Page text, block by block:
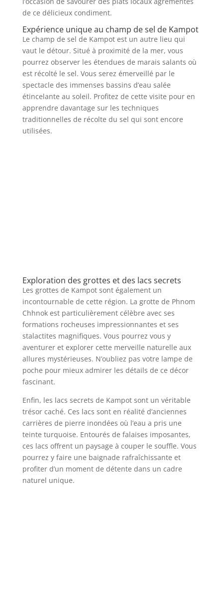
de ce délicieux condiment.
Expérience unique au champ de sel de Kampot
Le champ de sel de Kampot est un autre lieu qui
vaut le détour. Situé à proximité de la mer, vous
pourrez observer les étendues de marais salants où
est récolté le sel. Vous serez émerveillé par le
spectacle des immenses bassins d’eau salée
étincelante au soleil. Profitez de cette visite pour en
apprendre davantage sur les techniques
traditionnelles de récolte du sel qui sont encore
utilisées.
Exploration des grottes et des lacs secrets
Les grottes de Kampot sont également un
incontournable de cette région. La grotte de Phnom
Chhnok est particulièrement célèbre avec ses
formations rocheuses impressionnantes et ses
stalactites magnifiques. Vous pourrez vous y
aventurer et explorer cette merveille naturelle aux
allures mystérieuses. N’oubliez pas votre lampe de
poche pour mieux admirer les détails de ce décor
fascinant.
Enfin, les lacs secrets de Kampot sont un véritable
trésor caché. Ces lacs sont en réalité d’anciennes
carrières de pierre inondées où l’eau a pris une
teinte turquoise. Entourés de falaises imposantes,
ces lacs offrent un paysage à couper le souffle. Vous
pourrez y faire une baignade rafraîchissante et
profiter d’un moment de détente dans un cadre
naturel unique.